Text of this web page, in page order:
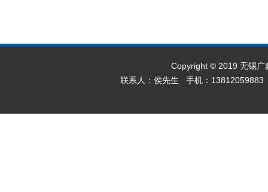
Copyright © 2019 无锡
联系人：侯先生 手机：